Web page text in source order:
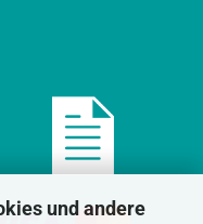
und andere